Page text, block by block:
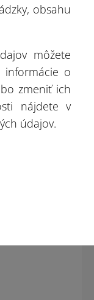
obsahu
môžete
informácie o
zmeniť ich
nájdete v
údajov.